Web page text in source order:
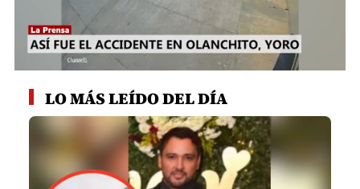
seconds
seconds
LO MÁS LEÍDO DEL DÍA